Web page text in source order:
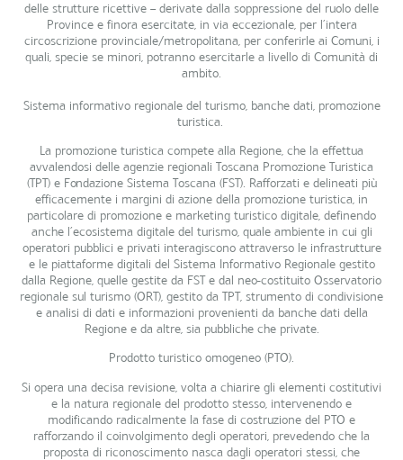
delle strutture ricettive – derivate dalla soppressione del ruolo delle
Province e finora esercitate, in via eccezionale, per l’intera
circoscrizione provinciale/metropolitana, per conferirle ai Comuni, i
quali, specie se minori, potranno esercitarle a livello di Comunità di
ambito.
Sistema informativo regionale del turismo, banche dati, promozione
turistica.
La promozione turistica compete alla Regione, che la effettua
avvalendosi delle agenzie regionali Toscana Promozione Turistica
(TPT) e Fondazione Sistema Toscana (FST). Rafforzati e delineati più
efficacemente i margini di azione della promozione turistica, in
particolare di promozione e marketing turistico digitale, definendo
anche l’ecosistema digitale del turismo, quale ambiente in cui gli
operatori pubblici e privati interagiscono attraverso le infrastrutture
e le piattaforme digitali del Sistema Informativo Regionale gestito
dalla Regione, quelle gestite da FST e dal neo-costituito Osservatorio
regionale sul turismo (ORT), gestito da TPT, strumento di condivisione
e analisi di dati e informazioni provenienti da banche dati della
Regione e da altre, sia pubbliche che private.
Prodotto turistico omogeneo (PTO).
Si opera una decisa revisione, volta a chiarire gli elementi costitutivi
e la natura regionale del prodotto stesso, intervenendo e
modificando radicalmente la fase di costruzione del PTO e
rafforzando il coinvolgimento degli operatori, prevedendo che la
proposta di riconoscimento nasca dagli operatori stessi, che